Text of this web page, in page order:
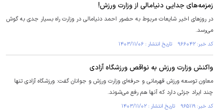
زمزمه‌های جدایی دنیامالی از وزارت ورزش!
در روز‌های اخیر شایعات مربوط به حضور احمد دنیامالی در وزارت راه بسیار جدی به گوش
می‌رسد.
کد خبر: ۹۶۶۰۴۲ تاریخ انتشار : ۱۴۰۳/۱۱/۰۶
واکنش وزارت ورزش به نواقص ورزشگاه آزادی
معاون توسعه ورزش قهرمانی و حرفه‌ای وزارت ورزش و جوانان گفت: ورزشگاه آزادی تنها
چند ایراد جزئی دارد که آنها هم رفع می‌شوند.
کد خبر: ۹۶۵۱۱۹ تاریخ انتشار : ۱۴۰۳/۱۱/۰۲